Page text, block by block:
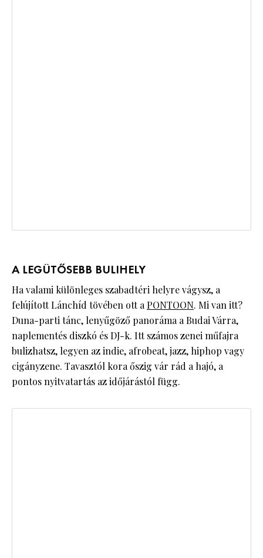
A LEGÜTŐSEBB BULIHELY
Ha valami különleges szabadtéri helyre vágysz, a
felújított Lánchíd tövében ott aPONTOON. Mi van itt?
Duna-parti tánc, lenyűgöző panoráma a Budai Várra,
naplementés diszkó és DJ-k. Itt számos zenei műfajra
bulizhatsz, legyen az indie, afrobeat, jazz, hiphop vagy
cigányzene. Tavasztól kora őszig vár rád a hajó, a
pontos nyitvatartás az időjárástól függ.